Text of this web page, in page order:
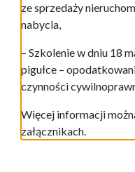
ze sprzedaży
nabycia,
– Szkolenie w dniu 18
pigułce –
czynności
Więcej informacji
załącznikach.